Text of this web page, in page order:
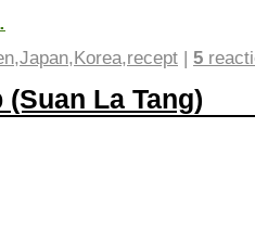
,Japan,Korea,recept | 5
La Tang)